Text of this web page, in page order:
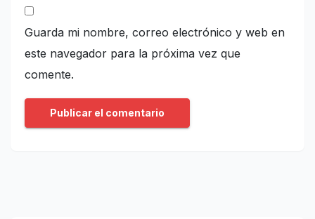
Guarda mi nombre, correo electrónico y web en
este navegador para la próxima vez que
comente.